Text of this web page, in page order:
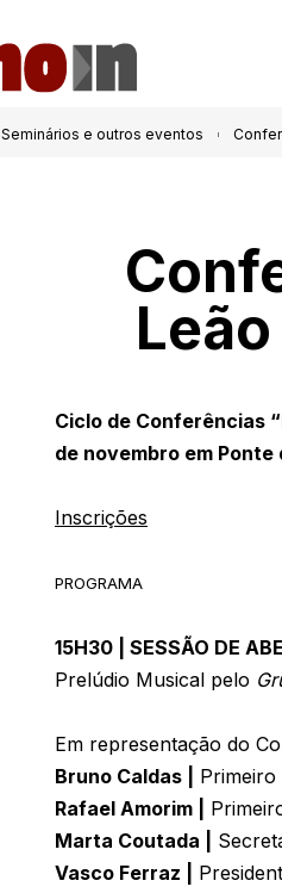
Seminários e outros eventos
Ciclo de Conferências
de novembro em Ponte
Inscrições
PROGRAMA
15H30 | SESSÃO DE
Prelúdio Musical pelo
Em representação do
Bruno Caldas |
Rafael Amorim |
Marta Coutada |
Vasco Ferraz |